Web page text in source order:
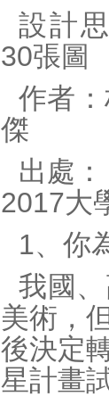
設計
30張圖
作者
傑
出處
2017大
1、你
我國
美術，
後決定
星計畫